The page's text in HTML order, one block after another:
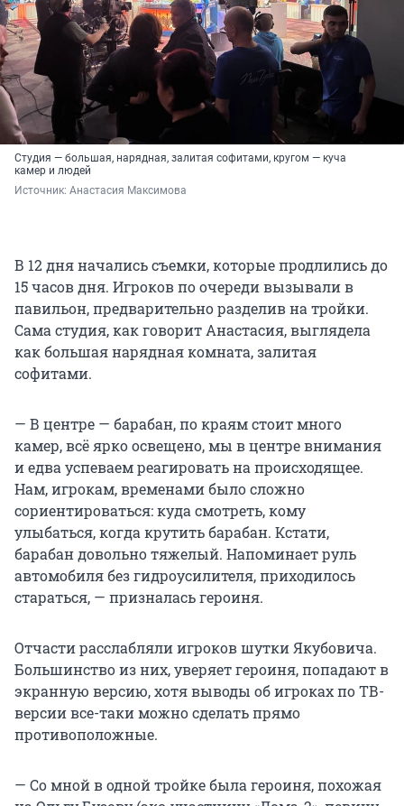
Студия — большая, нарядная, залитая софитами, кругом — куча
камер и людей
Источник: Анастасия Максимова
В 12 дня начались съемки, которые продлились до
15 часов дня. Игроков по очереди вызывали в
павильон, предварительно разделив на тройки.
Сама студия, как говорит Анастасия, выглядела
как большая нарядная комната, залитая
софитами.
— В центре — барабан, по краям стоит много
камер, всё ярко освещено, мы в центре внимания
и едва успеваем реагировать на происходящее.
Нам, игрокам, временами было сложно
сориентироваться: куда смотреть, кому
улыбаться, когда крутить барабан. Кстати,
барабан довольно тяжелый. Напоминает руль
автомобиля без гидроусилителя, приходилось
стараться, — призналась героиня.
Отчасти расслабляли игроков шутки Якубовича.
Большинство из них, уверяет героиня, попадают в
экранную версию, хотя выводы об игроках по ТВ-
версии все-таки можно сделать прямо
противоположные.
— Со мной в одной тройке была героиня, похожая